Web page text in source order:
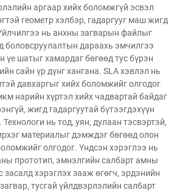
аргаар хийх боломжгүй эсвэл
геометр хэлбэр, гадаргууг маш жигд
нь анхны загварын файлыг
боловсруулалтын дараахь эмчилгээ
үе шатыг хамардаг бөгөөд тус бүрэн
сайн үр дүнг хангана. SLA хэвлэл нь
давхаргыг хийх боломжийг олгодог
нарийн хүртэл хийх чадвартай байдаг
жигд гадаргуутай бүтээгдэхүүн
нь тод, уян, дулаан тэсвэртэй,
материалыг дэмждэг бөгөөд олон
олгодог. Үндсэн хэрэглээ нь
прототип, эмнэлгийн салбарт амны
засалд хэрэглэх зааж өгөгч, эрдэнийн
тусгай үйлдвэрлэлийн салбарт